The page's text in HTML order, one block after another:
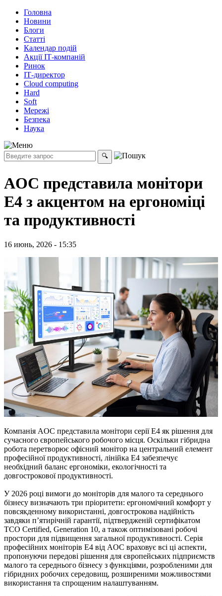
Головна
Новини
Блоги
Статті
Календар подій
Акції ІТ-компаній
Ринок
ІТ-директор
Cloud computing
Hard
Soft
Мережі
Безпека
Наука
AOC представила монітори
E4 з акцентом на ергономіці
та продуктивності
16 июнь, 2026 - 15:35
Компанія AOC представила монітори серії E4 як рішення для
сучасного європейського робочого місця. Оскільки гібридна
робота перетворює офісний монітор на центральний елемент
професійної продуктивності, лінійка E4 забезпечує
необхідний баланс ергономіки, екологічності та
довгострокової продуктивності.
У 2026 році вимоги до моніторів для малого та середнього
бізнесу визначають три пріоритети: ергономічний комфорт у
повсякденному використанні, довгострокова надійність
завдяки п’ятирічній гарантії, підтвердженій сертифікатом
TCO Certified, Generation 10, а також оптимізовані робочі
простори для підвищення загальної продуктивності. Серія
професійних моніторів E4 від AOC враховує всі ці аспекти,
пропонуючи передові рішення для європейських підприємств
малого та середнього бізнесу з функціями, розробленими для
гібридних робочих середовищ, розширеними можливостями
використання та спрощеним налаштуванням.